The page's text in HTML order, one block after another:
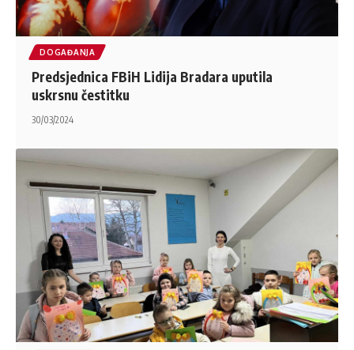
DOGAĐANJA
Predsjednica FBiH Lidija Bradara uputila
uskrsnu čestitku
30/03/2024